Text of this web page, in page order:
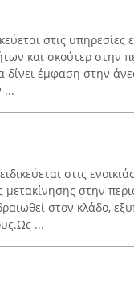
στις
και σκούτερ στην
δίνει έμφαση στην
...
στις
μετακίνησης στην
στον κλάδο,
...